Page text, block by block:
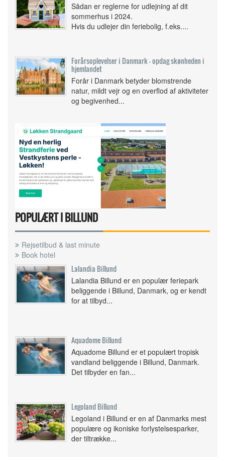
Sådan er reglerne for udlejning af dit
sommerhus i 2024.
Hvis du udlejer din feriebolig, f.eks....
Forårsoplevelser i Danmark - opdag skønheden i
hjemlandet
Forår i Danmark betyder blomstrende
natur, mildt vejr og en overflod af aktiviteter
og begivenhed...
POPULÆRT I BILLUND
Rejsetilbud & last minute
Book hotel
Lalandia Billund
Lalandia Billund er en populær feriepark
beliggende i Billund, Danmark, og er kendt
for at tilbyd...
Aquadome Billund
Aquadome Billund er et populært tropisk
vandland beliggende i Billund, Danmark.
Det tilbyder en fan...
Legoland Billund
Legoland i Billund er en af Danmarks mest
populære og ikoniske forlystelsesparker,
der tiltrække...